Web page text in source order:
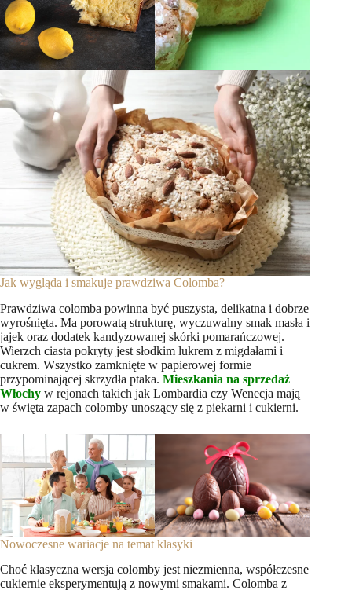
Jak wygląda i smakuje prawdziwa Colomba?
Prawdziwa colomba powinna być puszysta, delikatna i dobrze
wyrośnięta. Ma porowatą strukturę, wyczuwalny smak masła i
jajek oraz dodatek kandyzowanej skórki pomarańczowej.
Wierzch ciasta pokryty jest słodkim lukrem z migdałami i
cukrem. Wszystko zamknięte w papierowej formie
przypominającej skrzydła ptaka. Mieszkania na sprzedaż
Włochy w rejonach takich jak Lombardia czy Wenecja mają
w święta zapach colomby unoszący się z piekarni i cukierni.
Nowoczesne wariacje na temat klasyki
Choć klasyczna wersja colomby jest niezmienna, współczesne
cukiernie eksperymentują z nowymi smakami. Colomba z